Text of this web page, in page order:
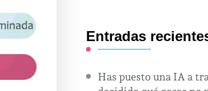
Entradas
Has puesto una IA a